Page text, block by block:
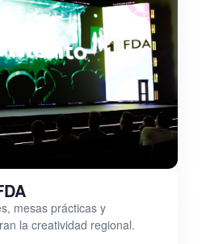
mesas prácticas y
la creatividad regional.